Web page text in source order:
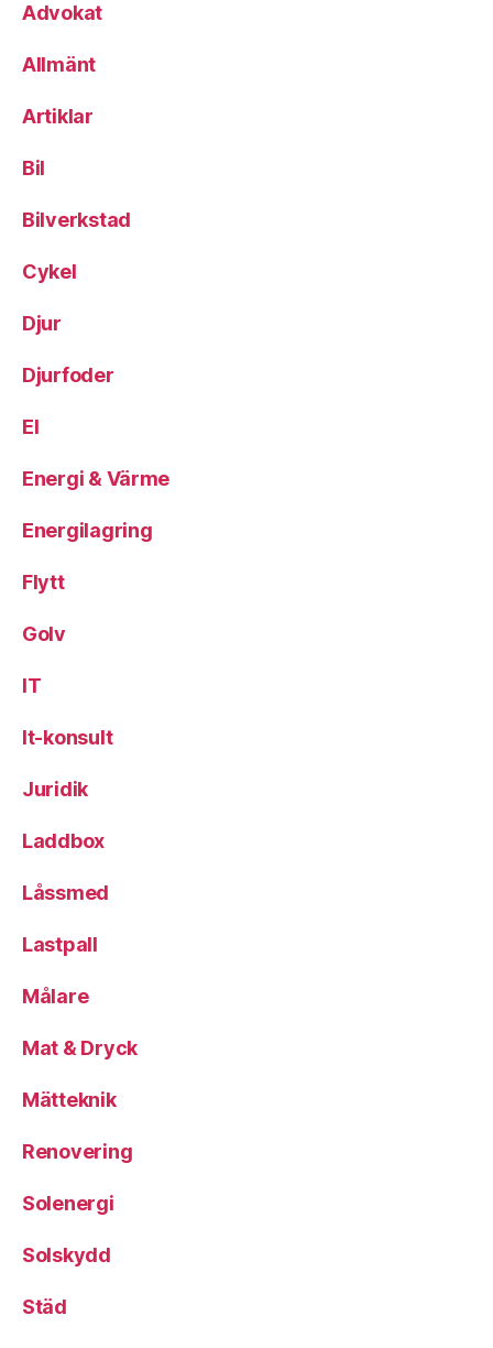
Advokat
Allmänt
Artiklar
Bil
Bilverkstad
Cykel
Djur
Djurfoder
El
Energi & Värme
Energilagring
Flytt
Golv
IT
It-konsult
Juridik
Laddbox
Låssmed
Lastpall
Målare
Mat & Dryck
Mätteknik
Renovering
Solenergi
Solskydd
Städ